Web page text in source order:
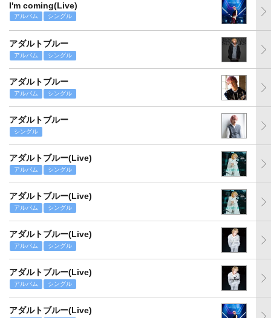
I'm coming(Live)
アルバム シングル
アダルトブルー
アルバム シングル
アダルトブルー
アルバム シングル
アダルトブルー
シングル
アダルトブルー(Live)
アルバム シングル
アダルトブルー(Live)
アルバム シングル
アダルトブルー(Live)
アルバム シングル
アダルトブルー(Live)
アルバム シングル
アダルトブルー(Live)